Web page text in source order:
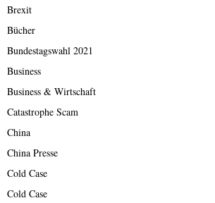
Brexit
Bücher
Bundestagswahl 2021
Business
Business & Wirtschaft
Catastrophe Scam
China
China Presse
Cold Case
Cold Case